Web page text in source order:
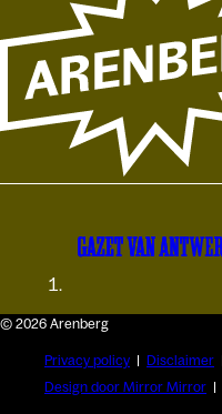
© 2026 Arenberg
Privacy policy Disclaimer
Design door Mirror Mirror